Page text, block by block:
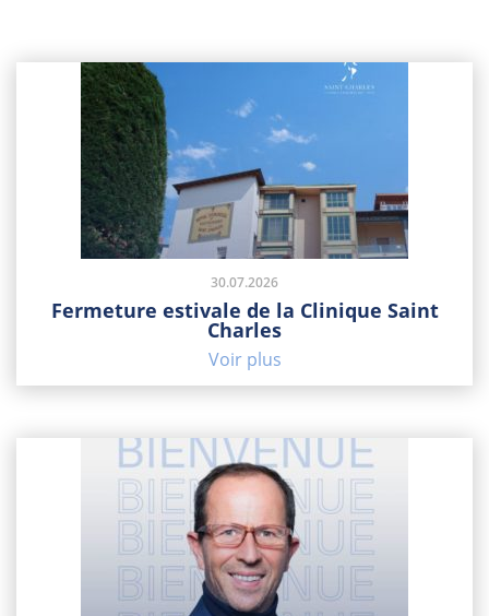
30.07.2026
Fermeture estivale de la Clinique Saint
Charles
Voir plus